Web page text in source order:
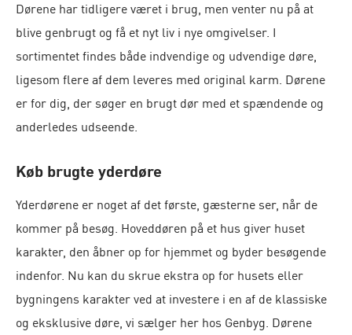
Dørene har tidligere været i brug, men venter nu på at
blive genbrugt og få et nyt liv i nye omgivelser. I
sortimentet findes både indvendige og udvendige døre,
ligesom flere af dem leveres med original karm. Dørene
er for dig, der søger en brugt dør med et spændende og
anderledes udseende.
Køb brugte yderdøre
Yderdørene er noget af det første, gæsterne ser, når de
kommer på besøg. Hoveddøren på et hus giver huset
karakter, den åbner op for hjemmet og byder besøgende
indenfor. Nu kan du skrue ekstra op for husets eller
bygningens karakter ved at investere i en af de klassiske
og eksklusive døre, vi sælger her hos Genbyg. Dørene